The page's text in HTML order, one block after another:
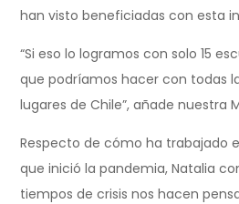
han visto beneficiadas con esta
“Si eso lo logramos con solo 15
que podríamos hacer con todas
lugares de Chile”, añade nuestra
Respecto de cómo ha trabajado
que inició la pandemia, Natalia
tiempos de crisis nos hacen